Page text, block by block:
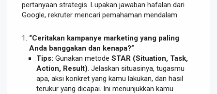
pertanyaan strategis. Lupakan jawaban hafalan dari
Google, rekruter mencari pemahaman mendalam.
“Ceritakan kampanye marketing yang paling
Anda banggakan dan kenapa?”
Tips: Gunakan metode STAR (Situation, Task,
Action, Result). Jelaskan situasinya, tugasmu
apa, aksi konkret yang kamu lakukan, dan hasil
terukur yang dicapai. Ini menunjukkan kamu